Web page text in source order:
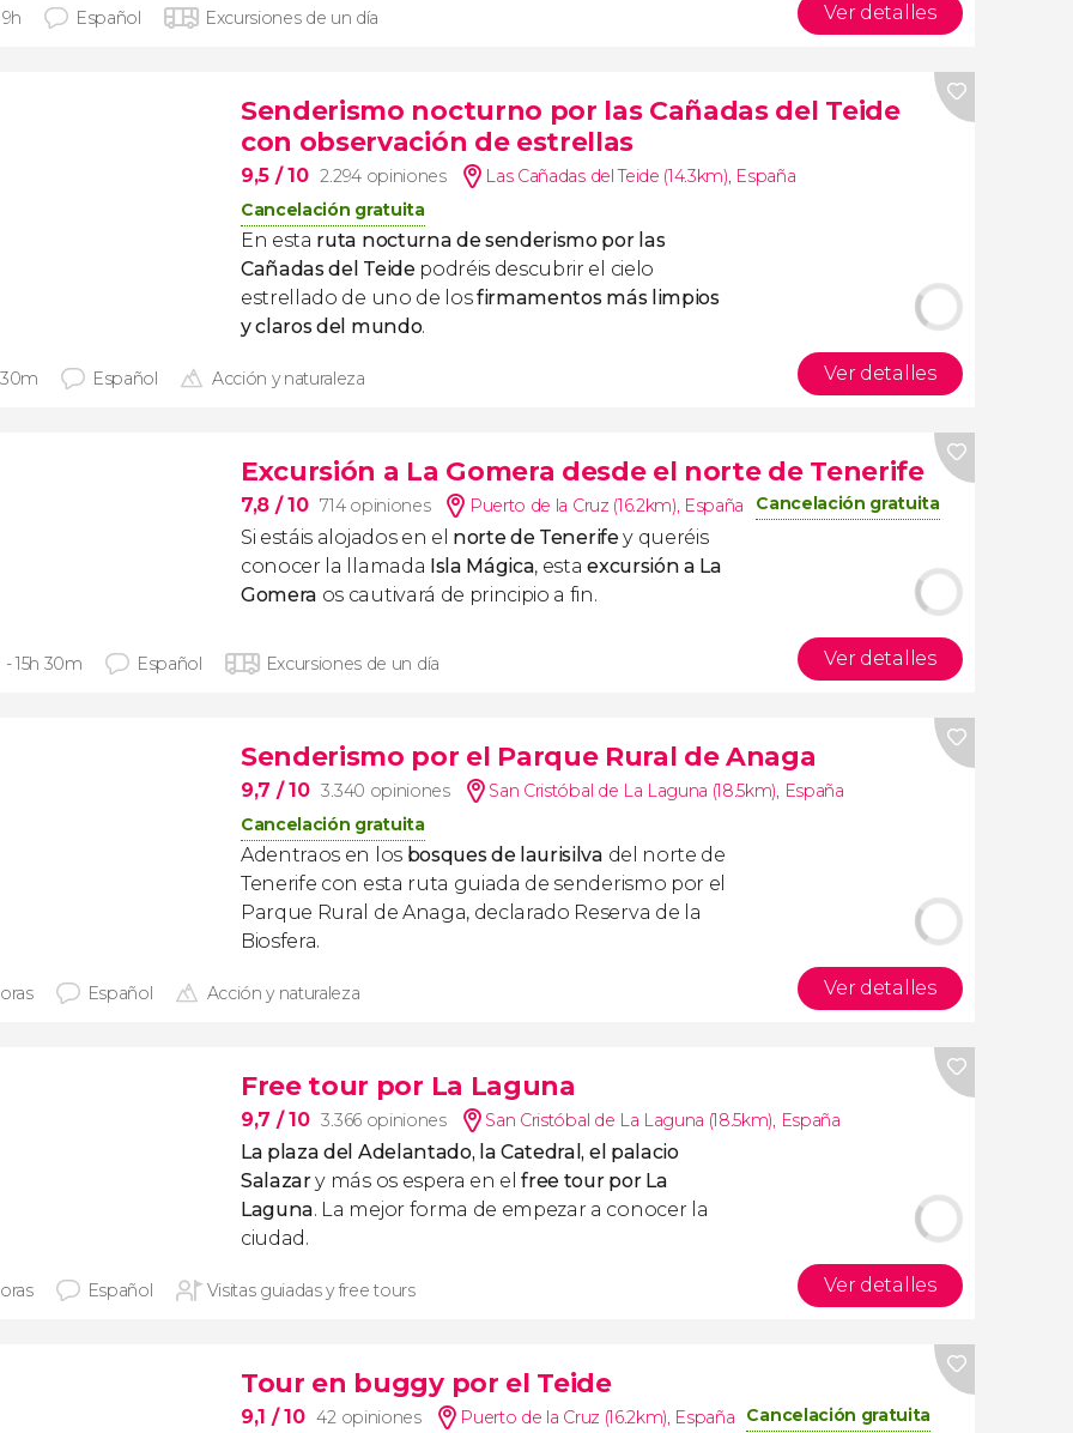
Español Excursiones de un día Ver detalles
Senderismo nocturno por las Cañadas del Teide
con observación de estrellas
9,5 / 10 2.294 opiniones Las Cañadas del Teide (14.3km), España
Cancelación gratuita
En esta ruta nocturna de senderismo por las
Cañadas del Teide podréis descubrir el cielo
estrellado de uno de losfirmamentos más limpios
y claros del mundo.
Español Acción y naturaleza Ver detalles
Excursión a La Gomera desde el norte de Tenerife
7,8 / 10 714 opiniones Puerto de la Cruz (16.2km), España Cancelación gratuita
Si estáis alojados en el norte de Tenerife y queréis
conocer la llamada Isla Mágica, estaexcursión a La
Gomera os cautivará de principio a fin.
- 15h 30m Español Excursiones de un día Ver detalles
Senderismo por el Parque Rural de Anaga
9,7 / 10 3.340 opiniones San Cristóbal de La Laguna (18.5km), España
Cancelación gratuita
Adentraos en los bosques de laurisilva del norte de
Tenerife con esta ruta guiada de senderismo por el
Parque Rural de Anaga, declarado Reserva de la
Biosfera.
Español Acción y naturaleza Ver detalles
Free tour por La Laguna
9,7 / 10 3.366 opiniones San Cristóbal de La Laguna (18.5km), España
La plaza del Adelantado, la Catedral, el palacio
Salazary más os espera en elfree tour por La
Laguna. La mejor forma de empezar a conocer la
ciudad.
Español Visitas guiadas y free tours Ver detalles
Tour en buggy por el Teide
9,1 / 10 42 opiniones Puerto de la Cruz (16.2km), España Cancelación gratuita